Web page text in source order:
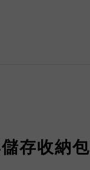
存收納包